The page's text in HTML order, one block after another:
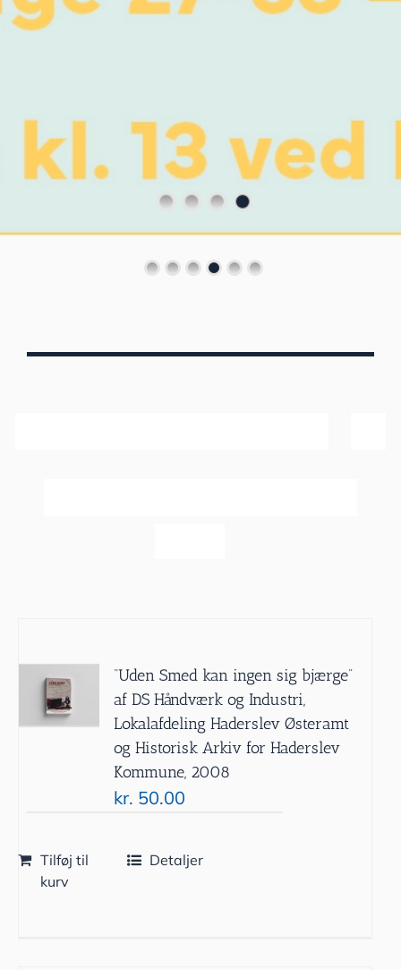
”Uden Smed kan ingen sig bjærge”
af DS Håndværk og Industri,
Lokalafdeling Haderslev Østeramt
og Historisk Arkiv for Haderslev
Kommune, 2008
kr. 50.00
Tilføj til
kurv
Detaljer